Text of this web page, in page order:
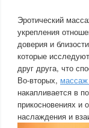
Эротический
укрепления
доверия и
которые
друг друга, что
Во-вторых,
накапливается в
прикосновениях и
наслаждения и